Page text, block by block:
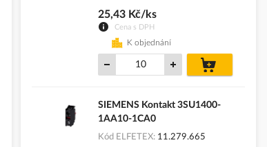
Cena s DPH
25,43 Kč/ks
K objednání
košíku
SIEMENS Kontakt 3SU1400-
1AA10-1CA0
Kód ELFETEX 11.279.665